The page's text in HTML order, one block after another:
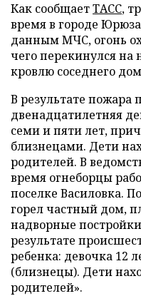
Как сообщаетТАСС,
время в городе
данным МЧС, огонь
чего перекинулся
кровлю соседнего
В результате пожара
двенадцатилетняя
семи и пяти лет,
близнецами. Дети
родителей. В
время огнеборцы
поселке Василовка.
горел частный дом,
надворные
результате
ребенка: девочка 12
(близнецы). Дети
родителей».